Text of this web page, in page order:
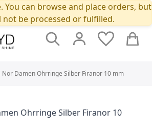
You can browse and place orders, but
not be processed or fulfilled.
Suche
Cart
Nor Damen Ohrringe Silber Firanor 10 mm